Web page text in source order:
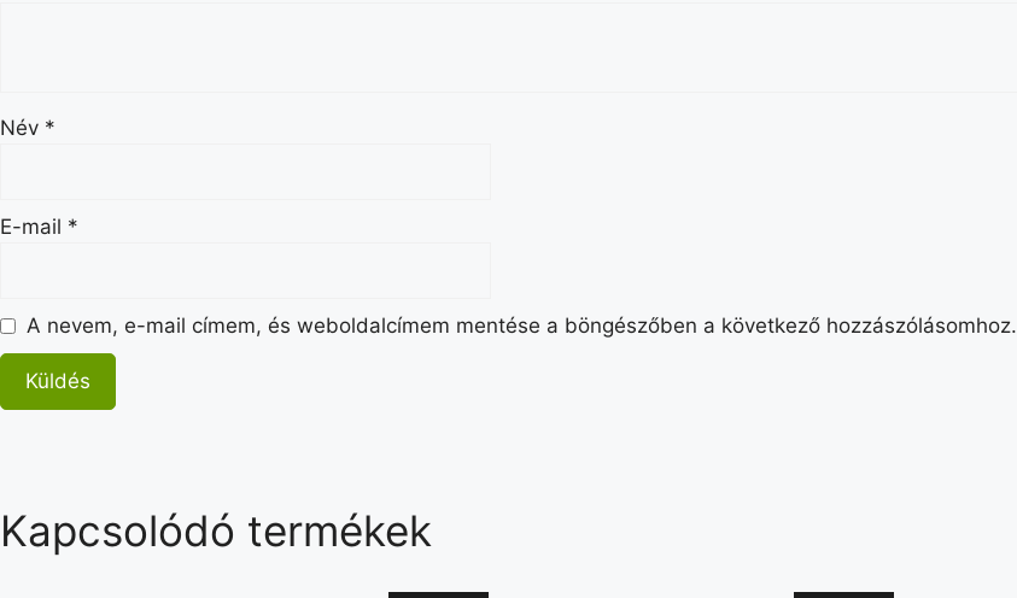
Név *
E-mail *
A nevem, e-mail címem, és weboldalcímem mentése a böngészőben a következő hozzászólásomhoz.
Kapcsolódó termékek